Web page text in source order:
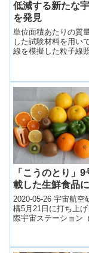
低減する新たな
を発見
単位面積あたりの質
した試験材料を用い
線を模擬した粒子線
重粒子線に対する遮
は、宇宙船構造材料
るアルミニウムより
素繊維強化プラスチ
合材料は宇宙放射線
へい効果が30～60%
明らかにした。
「こうのとり」
載した生鮮食品
2020-05-26 宇宙航空
構5月21日に打ち上
際宇宙ステーション